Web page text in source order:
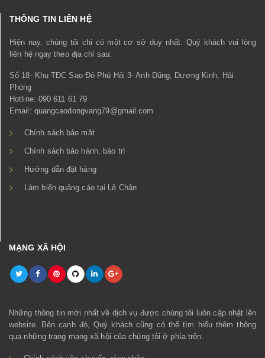
THÔNG TIN LIÊN HỆ
Hiện nay, chúng tôi chỉ có một cơ sở duy nhất. Quý khách vui lòng
liên hệ ngay theo địa chỉ sau:
Số 18- Khu TĐC Sao Đỏ Phú Hải 3- Anh Dũng, Dương Kinh, Hải
Phòng
Hotline: 090 611 61 79
Email: quangcaodongvang79@gmail.com
Chính sách bảo mật
Chính sách bảo hành, bảo trì
Hướng dẫn đặt hàng
Làm biển quảng cáo tại Lê Chân
MẠNG XÃ HỘI
Những thông tin mới nhất về dịch vụ được chúng tôi luôn cập nhật lên
website. Bên cạnh đó, Quý khách cũng có thể tìm hiểu thêm thông
qua những trang mạng xã hội của chúng tôi ở phía trên.